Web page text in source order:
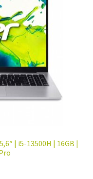
| i5-13500H | 16GB |